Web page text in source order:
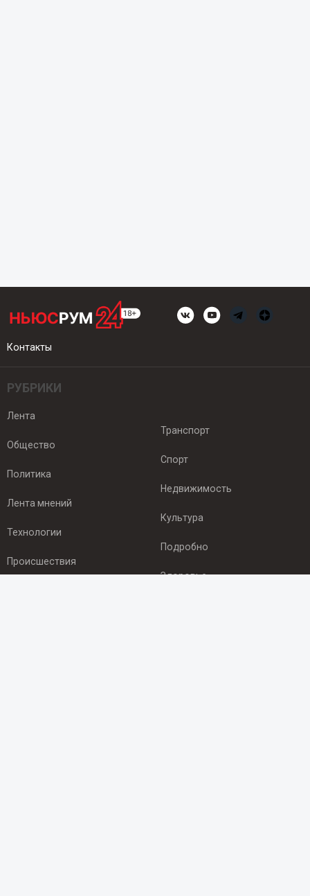
Контакты
РУБРИКИ
Лента
Общество
Политика
Лента мнений
Технологии
Происшествия
Транспорт
Спорт
Недвижимость
Культура
Подробно
Здоровье